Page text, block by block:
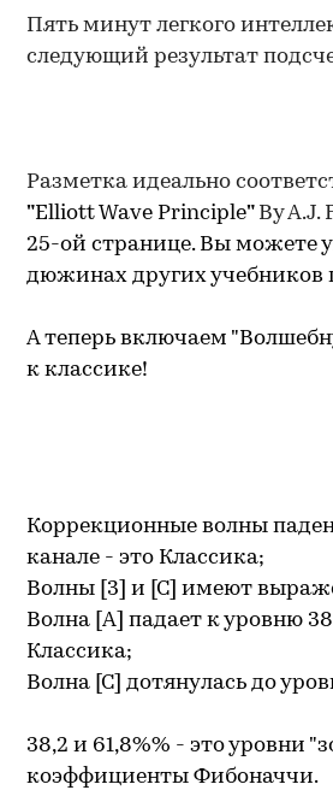
Пять минут легкого
следующий результат
Разметка идеально
"Elliott Wave Principle" By A.J.
25-ой странице. Вы можете
дюжинах других учебников
А теперь включаем
к классике!
Коррекционные волны
канале - это Классика;
Волны [3] и [С] имеют
Волна [А] падает к уровню
Классика;
Волна [С] дотянулась до
38,2 и 61,8%% - это уровни
коэффициенты Фибоначчи.